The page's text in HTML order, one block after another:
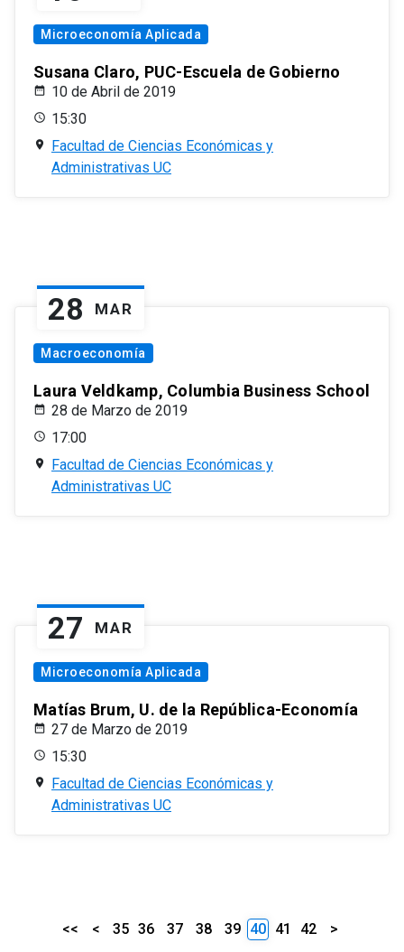
Microeconomía Aplicada
Susana Claro, PUC-Escuela de Gobierno
10 de Abril de 2019
15:30
Facultad de Ciencias Económicas y
Administrativas UC
28 MAR
Macroeconomía
Laura Veldkamp, Columbia Business School
28 de Marzo de 2019
17:00
Facultad de Ciencias Económicas y
Administrativas UC
27 MAR
Microeconomía Aplicada
Matías Brum, U. de la República-Economía
27 de Marzo de 2019
15:30
Facultad de Ciencias Económicas y
Administrativas UC
<< < 35 36 37 38 39 40 41 42 >